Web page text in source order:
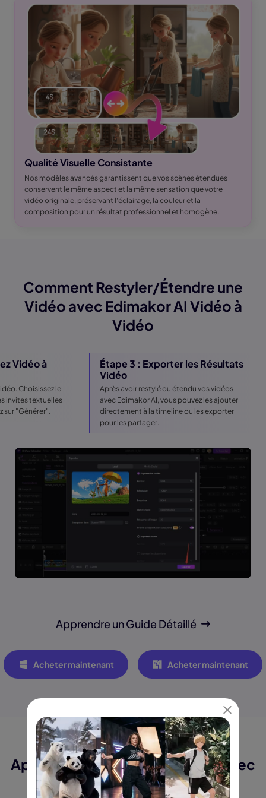
Qualité Visuelle Consistante
Nos modèles avancés garantissent que vos scènes étendues
conservent le même aspect et la même sensation que votre
vidéo originale, préservant l'éclairage, la couleur et la
composition pour un résultat professionnel et homogène.
Comment Restyler/Étendre une
Vidéo avec Edimakor AI Vidéo à
Vidéo
Vidéo à
Choisissez le
invites textuelles
sur "Générer".
Étape 3 : Exporter les Résultats
Vidéo
Après avoir restylé ou étendu vos vidéos
avec Edimakor AI, vous pouvez les ajouter
directement à la timeline ou les exporter
pour les partager.
Apprendre un Guide Détaillé
Acheter maintenant Acheter maintenant
Apportez Chaque Idée à la Vie Avec
Edimakor Vidéo à vidéo IA